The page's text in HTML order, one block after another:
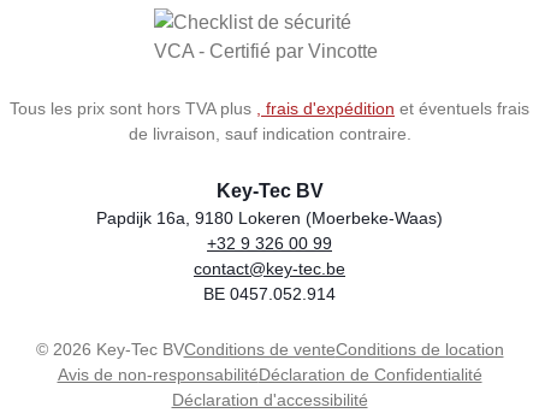
Tous les prix sont hors TVA plus , frais d'expédition et éventuels frais
de livraison, sauf indication contraire.
Store name
Key-Tec BV
Address
Papdijk 16a, 9180 Lokeren (Moerbeke-Waas)
Phone
+32 9 326 00 99
Email
contact@key-tec.be
VAT number
BE 0457.052.914
© 2026 Key-Tec BVConditions de venteConditions de location
Avis de non-responsabilitéDéclaration de Confidentialité
Déclaration d'accessibilité